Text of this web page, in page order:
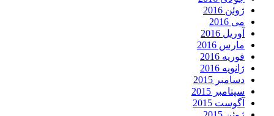
ژوئن 2016
می 2016
آوریل 2016
مارس 2016
فوریه 2016
ژانویه 2016
دسامبر 2015
سپتامبر 2015
آگوست 2015